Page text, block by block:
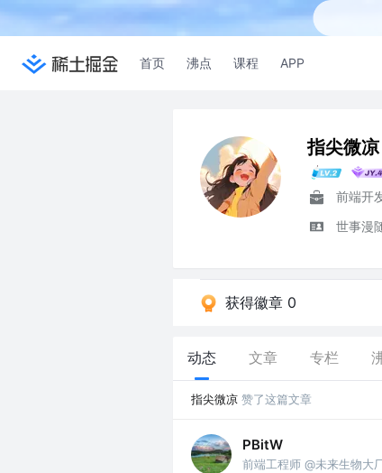
首页 沸点 课程 APP
指尖微凉
前端开
世事漫
获得徽章 0
动态 文章 专栏
指尖微凉 赞了这篇文章
PBitW
前端工程师 @未来生物大